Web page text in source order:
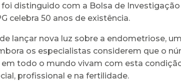
distinguido com a Bolsa de
celebra 50 anos de existência.
lançar nova luz sobre a endometriose,
os especialistas considerem que o
todo o mundo vivam com esta
profissional e na fertilidade.